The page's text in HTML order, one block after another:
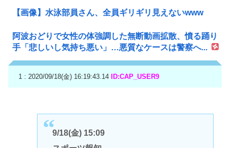
【画像】水泳部員さん、全員ギリギリ見えないwww
阿波おどりで女性の体強調した無断動画拡散、憤る踊り
手「悲しいし気持ち悪い」…悪質なケースは警察へ...
1 : 2020/09/18(金) 16:19:43.14 ID:CAP_USER9
9/18(金) 15:09